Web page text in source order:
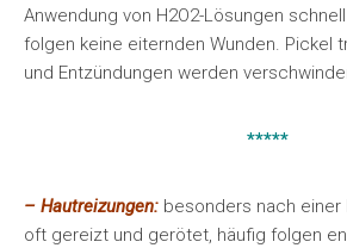
Anwendung von H2O2-Lösungen
folgen keine eiternden Wunden. Pickel
und Entzündungen werden
*****
– Hautreizungen: besonders nach einer
oft gereizt und gerötet, häufig folgen